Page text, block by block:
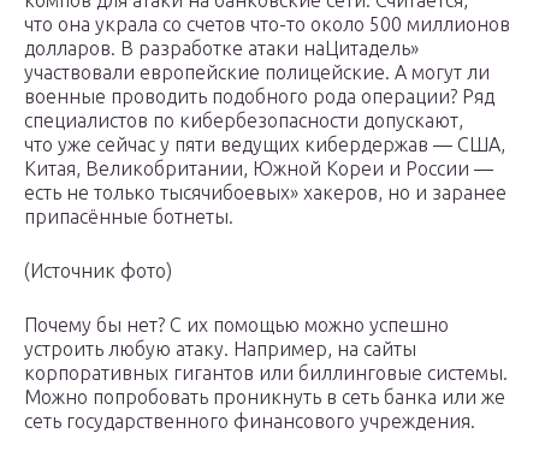
что она украла со счетов что-то около 500 миллионов
долларов. В разработке атаки наЦитадель»
участвовали европейские полицейские. А могут ли
военные проводить подобного рода операции? Ряд
специалистов по кибербезопасности допускают,
что уже сейчас у пяти ведущих кибердержав — США,
Китая, Великобритании, Южной Кореи и России —
есть не только тысячибоевых» хакеров, но и заранее
припасённые ботнеты.
(Источник фото)
Почему бы нет? С их помощью можно успешно
устроить любую атаку. Например, на сайты
корпоративных гигантов или биллинговые системы.
Можно попробовать проникнуть в сеть банка или же
сеть государственного финансового учреждения.